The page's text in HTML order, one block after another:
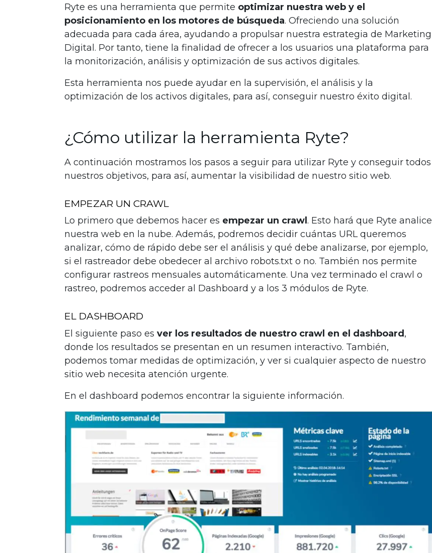
Ryte es una herramienta que permite optimizar nuestra web y el
posicionamiento en los motores de búsqueda. Ofreciendo una solución
adecuada para cada área, ayudando a propulsar nuestra estrategia de Marketing
Digital. Por tanto, tiene la finalidad de ofrecer a los usuarios una plataforma para
la monitorización, análisis y optimización de sus activos digitales.
Esta herramienta nos puede ayudar en la supervisión, el análisis y la
optimización de los activos digitales, para así, conseguir nuestro éxito digital.
¿Cómo utilizar la herramienta Ryte?
A continuación mostramos los pasos a seguir para utilizar Ryte y conseguir todos
nuestros objetivos, para así, aumentar la visibilidad de nuestro sitio web.
EMPEZAR UN CRAWL
Lo primero que debemos hacer es empezar un crawl . Esto hará que Ryte analice
nuestra web en la nube. Además, podremos decidir cuántas URL queremos
analizar, cómo de rápido debe ser el análisis y qué debe analizarse, por ejemplo,
si el rastreador debe obedecer al archivo robots.txt o no. También nos permite
configurar rastreos mensuales automáticamente. Una vez terminado el crawl o
rastreo, podremos acceder al Dashboard y a los 3 módulos de Ryte.
EL DASHBOARD
El siguiente paso es ver los resultados de nuestro crawl en el dashboard ,
donde los resultados se presentan en un resumen interactivo. También,
podemos tomar medidas de optimización, y ver si cualquier aspecto de nuestro
sitio web necesita atención urgente.
En el dashboard podemos encontrar la siguiente información.